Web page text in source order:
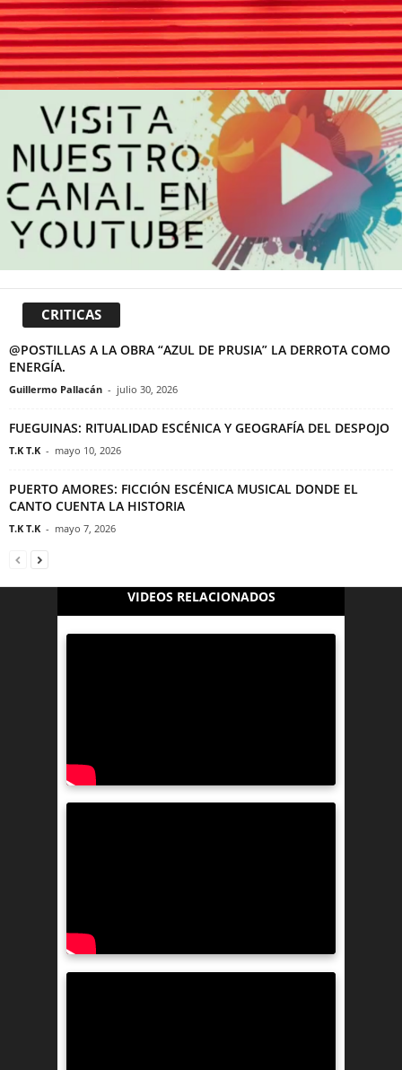
CRITICAS
@POSTILLAS A LA OBRA “AZUL DE PRUSIA” LA DERROTA COMO
ENERGÍA.
Guillermo Pallacán - julio 30, 2026
FUEGUINAS: RITUALIDAD ESCÉNICA Y GEOGRAFÍA DEL DESPOJO
T.K T.K - mayo 10, 2026
PUERTO AMORES: FICCIÓN ESCÉNICA MUSICAL DONDE EL
CANTO CUENTA LA HISTORIA
T.K T.K - mayo 7, 2026
VIDEOS RELACIONADOS